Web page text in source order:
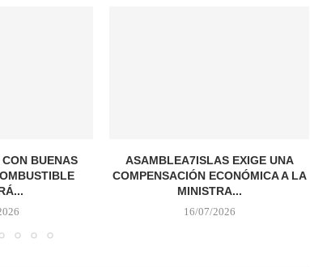
BUENAS
ASAMBLEA7ISLAS EXIGE UNA
COMPENSACIÓN ECONÓMICA A LA
MINISTRA...
16/07/2026